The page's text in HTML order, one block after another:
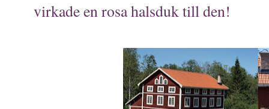
virkade en rosa halsduk till den!